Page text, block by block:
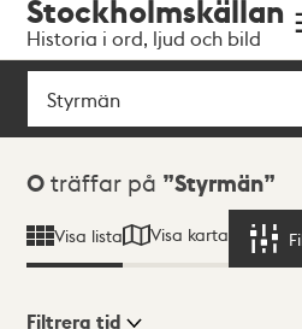
navigationen
huvudinnehållet
Stockholmskällan
Historia i ord, ljud och bild
Sök
Sökresultat
0 träffar på Styrmän
Visa lista Visa karta
Filtrera tid